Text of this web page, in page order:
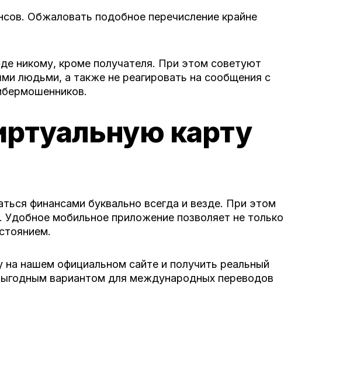
Обжаловать подобное перечисление крайне
никому, кроме получателя. При этом советуют
людьми, а также не реагировать на сообщения с
карту
финансами буквально всегда и везде. При этом
мобильное приложение позволяет не только
нашем официальном сайте и получить реальный
вариантом для международных переводов